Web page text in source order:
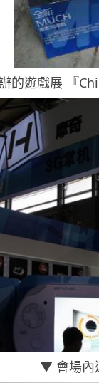
的遊戲展 『
▼ 會場內